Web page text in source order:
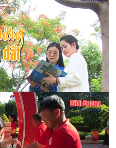
– Dấu ấn một vùng đất